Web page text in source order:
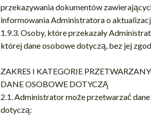
przekazywania dokumentów
informowania Administratora o
1.9.3. Osoby, które przekazały
której dane osobowe dotyczą, bez jej
ZAKRES I KATEGORIE
DANE OSOBOWE DOTYCZĄ
2.1. Administrator może przetwarzać
dotyczą: